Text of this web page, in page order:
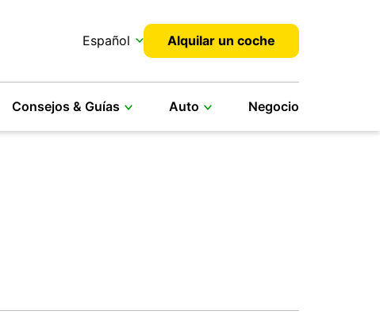
Español Alquilar un coche
Consejos & Guías Auto Negocio